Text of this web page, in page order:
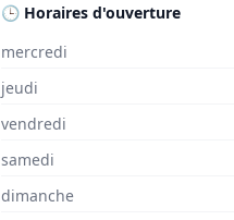
🕒 Horaires d'ouverture
mercredi
jeudi
vendredi
samedi
dimanche